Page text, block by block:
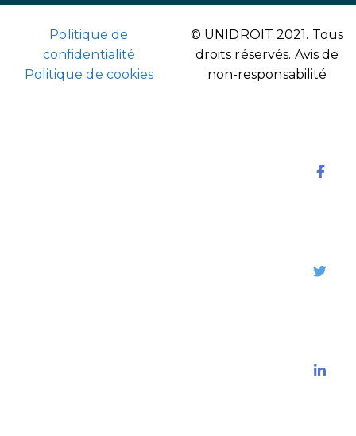
Politique de
confidentialité
Politique de cookies
© UNIDROIT 2021. Tous
droits réservés. Avis de
non-responsabilité